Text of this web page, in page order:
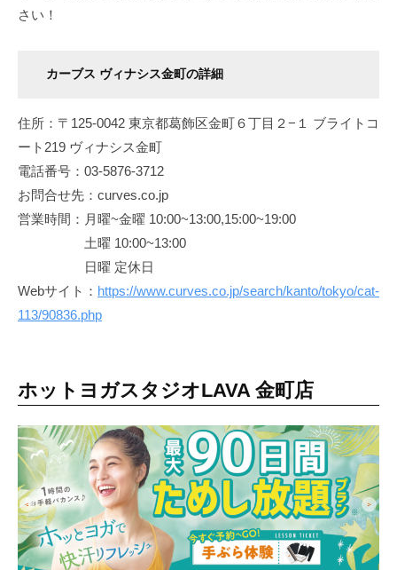
さい！
カーブス ヴィナシス金町の詳細
住所：〒125-0042 東京都葛飾区金町６丁目２−１ ブライトコ
ート219 ヴィナシス金町
電話番号：03-5876-3712
お問合せ先：curves.co.jp
営業時間：月曜~金曜 10:00~13:00,15:00~19:00
土曜 10:00~13:00
日曜 定休日
Webサイト： https://www.curves.co.jp/search/kanto/tokyo/cat-
113/90836.php
ホットヨガスタジオLAVA 金町店